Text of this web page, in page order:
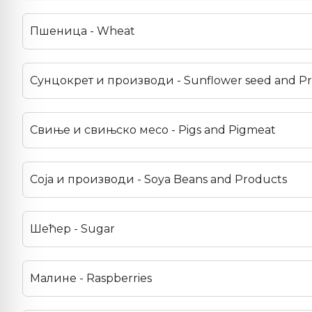
Пшеница - Wheat
Сунцокрет и производи - Sunflower seed and
Свиње и свињско месо - Pigs and Pigmeat
Соја и производи - Soya Beans and Products
Шећер - Sugar
Малине - Raspberries